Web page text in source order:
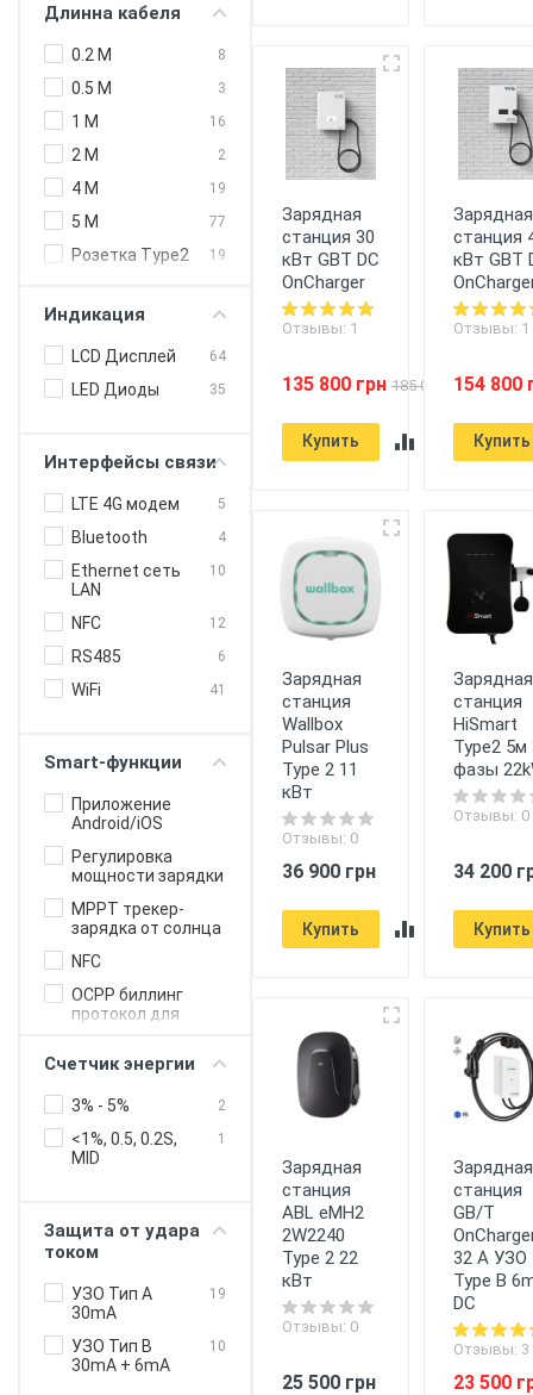
240 кВт (DC) 3
250 кВт (DC) 4
300 кВт 1
Длинна кабеля
0.2 M 8
0.5 M 3
1 M 16
2 M 2
4 M 19
5 M 77
Розетка Type2 19
Индикация
LCD Дисплей 64
LED Диоды 35
Интерфейсы связи
LTE 4G модем 5
Bluetooth 4
Ethernet сеть
LAN
10
NFC 12
RS485 6
WiFi 41
Smart-функции
Приложение
Android/iOS
Регулировка
мощности зарядки
MPPT трекер-
зарядка от солнца
NFC
OCPP биллинг
протокол для
Онлайн-
Балансировка
мощности дом -
электромобиль
зарядные станци
Push-уведомления
Регулировка
лимита зарядки
Таймер (для DC
протокола)
Счетчик энергии
3% - 5% 2
<1%, 0.5, 0.2S,
MID
1
Защита от удара
током
УЗО Тип А
30mA
19
УЗО Тип B
30mA + 6mA
10
Зарядная
станция 30
кВт GBT DC
OnCharger
Отзывы: 1
135 800 грн 185 000 грн
Купить
Зарядная
станция
кВт GBT
Отзывы: 1
154 800
Купить
Зарядная
станция
Wallbox
Pulsar Plus
Type 2 11
кВт
Отзывы: 0
36 900 грн
Купить
Зарядная
станция
HiSmart
Type2 5м
фазы
Отзывы: 0
34 200
Купить
Зарядная
станция
ABL eMH2
2W2240
Type 2 22
кВт
Отзывы: 0
25 500 грн
Зарядная
станция
GB/T
32 A УЗО
Type B
DC
Отзывы: 3
23 500